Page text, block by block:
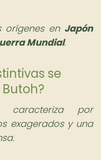
orígenes en Japón
Mundial.
se
por
exagerados y una